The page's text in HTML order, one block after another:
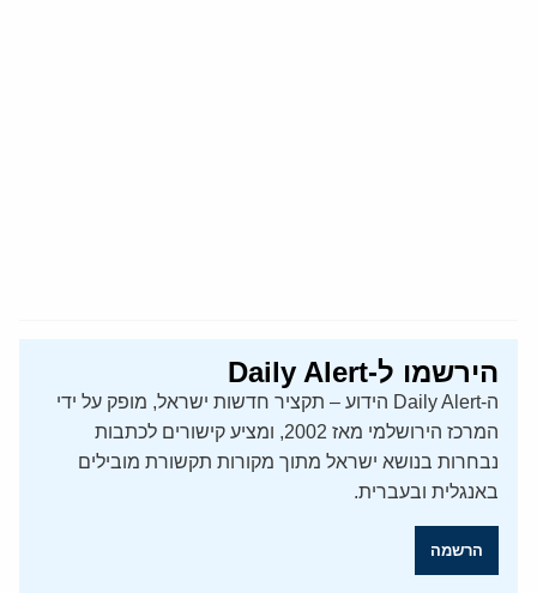
הירשמו ל-Daily Alert
ה-Daily Alert הידוע – תקציר חדשות ישראל, מופק על ידי
המרכז הירושלמי מאז 2002, ומציע קישורים לכתבות
נבחרות בנושא ישראל מתוך מקורות תקשורת מובילים
באנגלית ובעברית.
הרשמה